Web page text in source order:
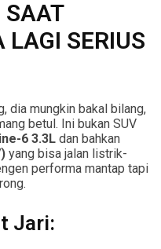
LAGI SERIUS
dia mungkin bakal bilang,
betul. Ini bukan SUV
6 3.3L dan bahkan
yang bisa jalan listrik-
performa mantap tapi
Jari: